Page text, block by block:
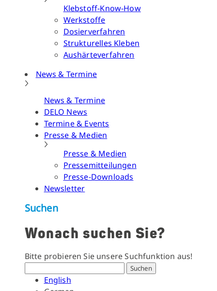
Klebstoff-Know-How
Werkstoffe
Dosierverfahren
Strukturelles Kleben
Aushärteverfahren
News & Termine
News & Termine
DELO News
Termine & Events
Presse & Medien
Presse & Medien
Pressemitteilungen
Presse-Downloads
Newsletter
Suchen
Wonach suchen Sie?
Bitte probieren Sie unsere Suchfunktion aus!
Suchen
English